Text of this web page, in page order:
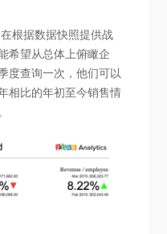
据数据快照提供战
希望从总体上俯瞰企
度查询一次，他们可以
相比的年初至今销售情